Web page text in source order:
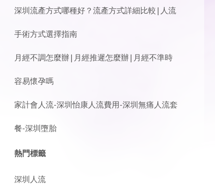
深圳流產方式哪種好？流產方式詳細比較|人流
手術方式選擇指南
月經不調怎麼辦|月經推遲怎麼辦|月經不準時
容易懷孕嗎
家計會人流-深圳怡康人流費用-深圳無痛人流套
餐-深圳墮胎
熱門標籤
深圳人流